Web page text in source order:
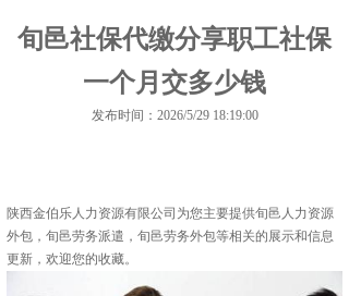
旬邑社保代缴分享职工社保
一个月交多少钱
发布时间：2026/5/29 18:19:00
陕西金伯乐人力资源有限公司为您主要提供旬邑人力资源
外包 ，旬邑劳务派遣，旬邑劳务外包等相关的展示和信息
更新，欢迎您的收藏。